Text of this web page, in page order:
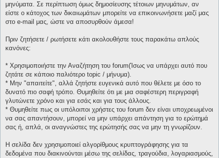
μηνύματα. Σε περίπτωση όμως δημοσίευσης τέτοιων μηνυμάτων, αν
είστε ο κάτοχος των δικαιωμάτων μπορείτε να επικοινωνήσετε μαζί μας
στο e-mail μας, ώστε να αποσυρθούν άμεσα!
Πριν ζητήσετε / ρωτήσετε κάτι ακολουθήστε τους παρακάτω απλούς
κανόνες:
* Χρησιμοποιήστε την Αναζήτηση του forum(Ίσως να υπάρχει αυτό που
ζητάτε σε κάποιο παλιότερο topic / μήνυμα).
* Μην "απαιτείτε", αλλά ζητήστε ευγενικά αυτό που θέλετε με όσο το
δυνατό πιο σαφή τρόπο. Θυμηθείτε ότι με μια σαφέστερη περιγραφή
γλυτώνετε χρόνο και για εσάς και για τους άλλους.
* Θυμηθείτε πως οι υπόλοιποι χρήστες του forum δεν είναι υποχρεωμένοι
να σας απαντήσουν, μπορεί να μην υπάρχει απάντηση για το ερώτημά
σας ή, απλά, οι αναγνώστες της ερώτησής σας να μην τη γνωρίζουν.
Η σελίδα δεν χρησιμοποιεί αλγορίθμους κρυπτογράφησης για τα
δεδομένα που διακινούνται μέσω της σελίδας, τραγούδια, λογαριασμούς,